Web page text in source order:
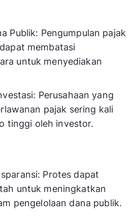
Publik: Pengumpulan pajak
membatasi
untuk menyediakan
Perusahaan yang
pajak sering kali
tinggi oleh investor.
Protes dapat
untuk meningkatkan
pengelolaan dana publik.